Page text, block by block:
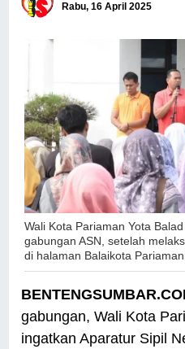
Rabu, 16 April 2025
Wali Kota Pariaman Yota Balad
gabungan ASN, setelah
di halaman Balaikota
gabungan, Wali Kota
ingatkan Aparatur Sipil